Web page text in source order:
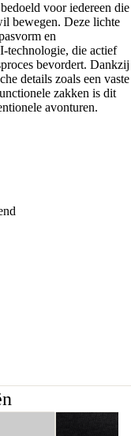
voor iedereen die
bewegen. Deze lichte
en
technologie, die actief
bevordert. Dankzij
details zoals een vaste
zakken is dit
avonturen.